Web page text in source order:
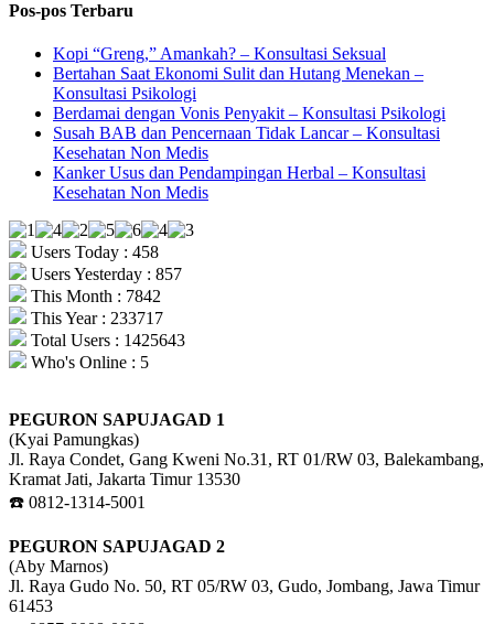
Pos-pos Terbaru
Kopi “Greng,” Amankah? – Konsultasi Seksual
Bertahan Saat Ekonomi Sulit dan Hutang Menekan –
Konsultasi Psikologi
Berdamai dengan Vonis Penyakit – Konsultasi Psikologi
Susah BAB dan Pencernaan Tidak Lancar – Konsultasi
Kesehatan Non Medis
Kanker Usus dan Pendampingan Herbal – Konsultasi
Kesehatan Non Medis
Users Today : 458
Users Yesterday : 857
This Month : 7842
This Year : 233717
Total Users : 1425643
Who's Online : 5
PEGURON SAPUJAGAD 1
(Kyai Pamungkas)
Jl. Raya Condet, Gang Kweni No.31, RT 01/RW 03, Balekambang,
Kramat Jati, Jakarta Timur 13530
☎️ 0812-1314-5001
PEGURON SAPUJAGAD 2
(Aby Marnos)
Jl. Raya Gudo No. 50, RT 05/RW 03, Gudo, Jombang, Jawa Timur
61453